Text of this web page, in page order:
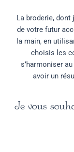
La broderie,
de votre futur
la main, en
choisis les
s’harmoniser
avoir un
Je vous